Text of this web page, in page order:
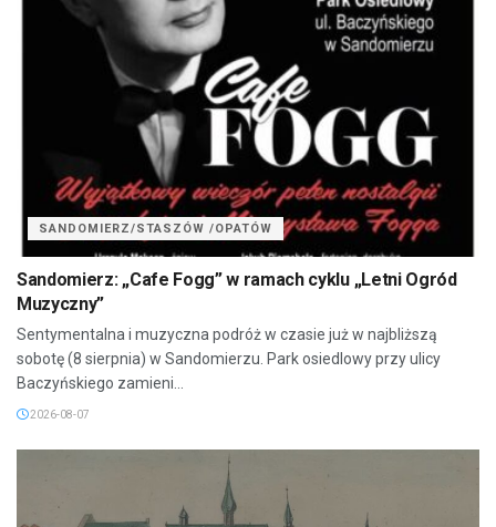
SANDOMIERZ/STASZÓW /OPATÓW
Sandomierz: „Cafe Fogg” w ramach cyklu „Letni Ogród
Muzyczny”
Sentymentalna i muzyczna podróż w czasie już w najbliższą
sobotę (8 sierpnia) w Sandomierzu. Park osiedlowy przy ulicy
Baczyńskiego zamieni...
2026-08-07